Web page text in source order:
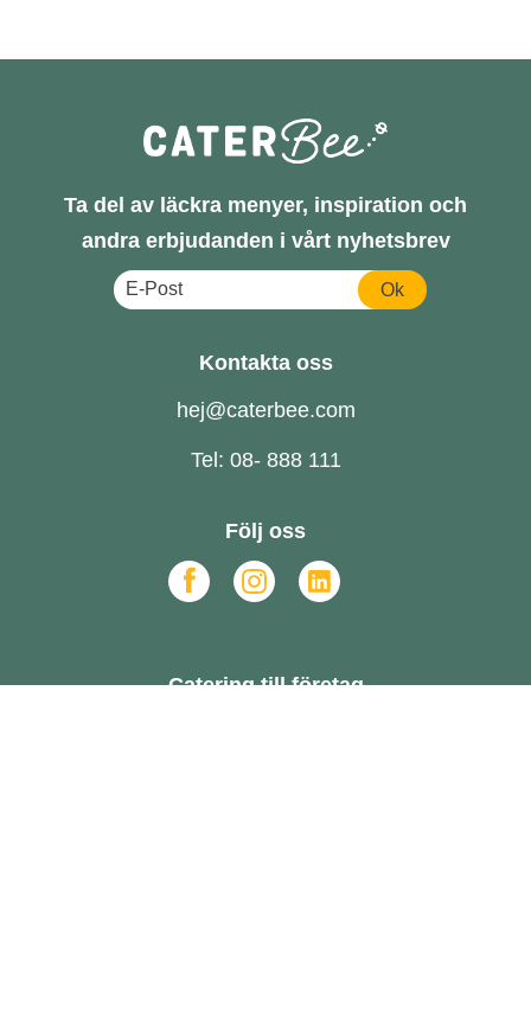
Ta del av läckra menyer, inspiration och
andra erbjudanden i vårt nyhetsbrev
Ok
Kontakta oss
hej@caterbee.com
Tel: 08- 888 111
Följ oss
Catering till företag